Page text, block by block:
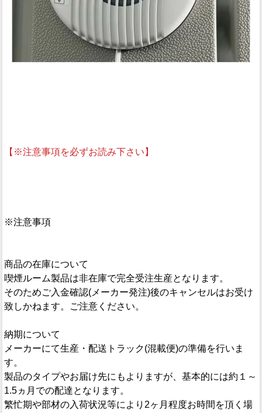
【※注意事項を必ずお読み下さい】
※注意事項
商品の在庫について
喫煙ルーム製品は非在庫で完全受注生産となります。
そのためご入金確認(メーカー発注)後のキャンセルはお受け
致しかねます。ご注意ください。
納期について
メーカーにて生産・配送トラック(混載便)の準備を行いま
す。
製品のタイプやお届け先にもよりますが、基本的には約１～
1.5ヵ月での配達となります。
繁忙期や部材の入荷状況等により2ヶ月程度お時間を頂く場